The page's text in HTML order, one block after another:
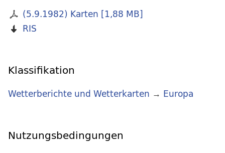
(5.9.1982) Karten [1,88 MB]
RIS
Klassifikation
Wetterberichte und Wetterkarten → Europa
Nutzungsbedingungen